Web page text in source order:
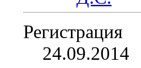
Регистрация
24.09.2014